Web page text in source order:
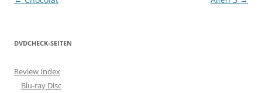
DVDCHECK-SEITEN
Review Index
Blu-ray Disc